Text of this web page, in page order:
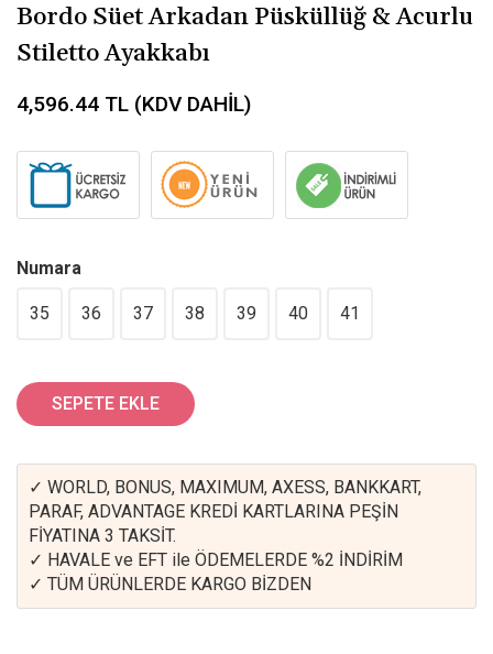
Bordo Süet Arkadan Püsküllüğ & Acurlu
Stiletto Ayakkabı
4,596.44TL (KDV DAHİL)
Numara
35 36 37 38 39 40 41
SEPETE EKLE
✓ WORLD, BONUS, MAXIMUM, AXESS, BANKKART,
PARAF, ADVANTAGE KREDİ KARTLARINA PEŞİN
FİYATINA 3 TAKSİT.
✓ HAVALE ve EFT ile ÖDEMELERDE %2 İNDİRİM
✓ TÜM ÜRÜNLERDE KARGO BİZDEN